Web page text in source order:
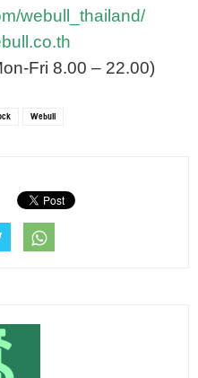
webull_thailand/
Fri 8.00 – 22.00)
Webull